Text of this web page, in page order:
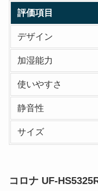
評価項目
デザイン
加湿能力
使いやすさ
静音性
サイズ
コロナ UF-